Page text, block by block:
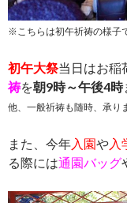
※こちらは初午祈祷の様子
初午大祭当日はお稲
祷を朝9時～午後4時
他、一般祈祷も随時、承り
また、今年 入園や 入
る際には通園バッグ